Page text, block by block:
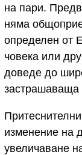
на пари.
няма
определен от
човека или
доведе до
застрашаваща
изменение на
увеличаване